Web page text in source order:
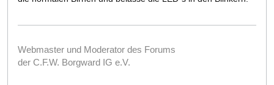
Webmaster und Moderator des Forums
der C.F.W. Borgward IG e.V.